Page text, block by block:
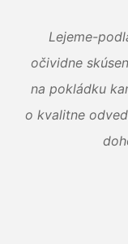
Lejeme-
očividne
na pokládku
o kvalitne